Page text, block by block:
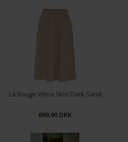
La Rouge Vilma Skirt Dark Sand
699,00 DKK